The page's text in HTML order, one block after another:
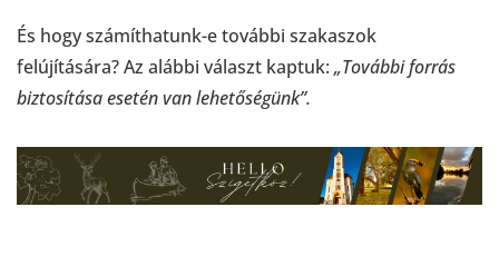
És hogy számíthatunk-e további szakaszok
felújítására? Az alábbi választ kaptuk: „További forrás
biztosítása esetén van lehetőségünk”.